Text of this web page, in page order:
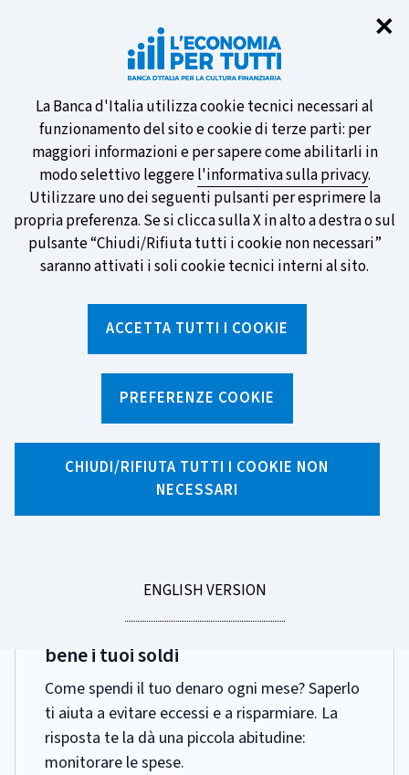
✕
Informativa
sui
cookie
La Banca d'Italia utilizza cookie tecnici necessari al
funzionamento del sito e cookie di terze parti: per
maggiori informazioni e per sapere come abilitarli in
modo selettivo leggerel'informativa sulla privacy.
Utilizzare uno dei seguenti pulsanti per esprimere la
propria preferenza. Se si clicca sulla X in alto a destra o sul
pulsante “Chiudi/Rifiuta tutti i cookie non necessari”
saranno attivati i soli cookie tecnici interni al sito.
ACCETTA TUTTI I COOKIE
PREFERENZE COOKIE
CHIUDI/RIFIUTA TUTTI I COOKIE NON
NECESSARI
GO
ENGLISH VERSION
Partecipa al sondaggio della BCE
sulle nuove banconote e vota la tua
preferita!
SCOPRI DI PIÙ
Ricerca per tag
26 risultati di ricerca per tag "Risparmio"
PUBBLICAZIONE:
12 MARZO 2026
L'abitudine fondamentale per gestire
bene i tuoi soldi
Come spendi il tuo denaro ogni mese? Saperlo
ti aiuta a evitare eccessi e a risparmiare. La
risposta te la dà una piccola abitudine:
monitorare le spese.